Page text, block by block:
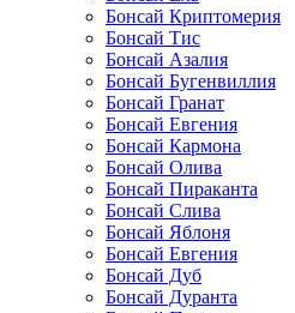
Бонсай Криптомерия
Бонсай Тис
Бонсай Азалия
Бонсай Бугенвиллия
Бонсай Гранат
Бонсай Евгения
Бонсай Кармона
Бонсай Олива
Бонсай Пираканта
Бонсай Слива
Бонсай Яблоня
Бонсай Евгения
Бонсай Дуб
Бонсай Дуранта